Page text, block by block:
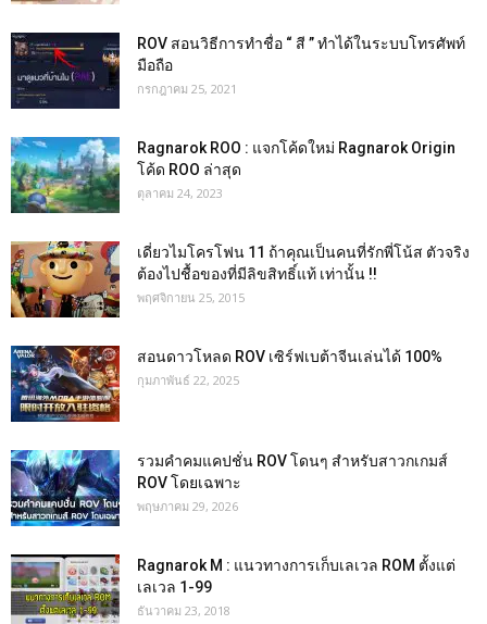
ROV สอนวิธีการทำชื่อ “ สี ” ทำได้ในระบบโทรศัพท์
มือถือ
กรกฎาคม 25, 2021
Ragnarok ROO : แจกโค้ดใหม่ Ragnarok Origin
โค้ด ROO ล่าสุด
ตุลาคม 24, 2023
เดี่ยวไมโครโฟน 11 ถ้าคุณเป็นคนที่รักพี่โน้ส ตัวจริง
ต้องไปชื้อของที่มีลิขสิทธิ์แท้ เท่านั้น !!
พฤศจิกายน 25, 2015
สอนดาวโหลด ROV เซิร์ฟเบต้าจีนเล่นได้ 100%
กุมภาพันธ์ 22, 2025
รวมคำคมแคปชั่น ROV โดนๆ สำหรับสาวกเกมส์
ROV โดยเฉพาะ
พฤษภาคม 29, 2026
Ragnarok M : แนวทางการเก็บเลเวล ROM ตั้งแต่
เลเวล 1-99
ธันวาคม 23, 2018